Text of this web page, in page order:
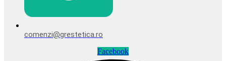
comenzi@grestetica.ro
Facebook